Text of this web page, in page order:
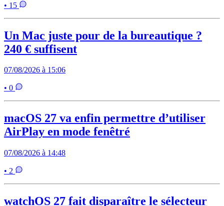
• 15
Un Mac juste pour de la bureautique ?
240 € suffisent
07/08/2026 à 15:06
• 0
macOS 27 va enfin permettre d’utiliser
AirPlay en mode fenêtré
07/08/2026 à 14:48
• 2
watchOS 27 fait disparaître le sélecteur